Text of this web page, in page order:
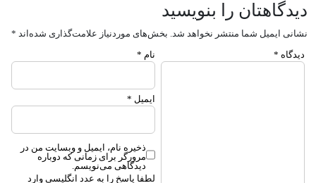
دیدگاهتان را بنویسید
نشانی ایمیل شما منتشر نخواهد شد. بخش‌های موردنیاز علامت‌گذاری شده‌اند *
دیدگاه * نام *
ایمیل *
ذخیره نام، ایمیل و وبسایت من در
مرورگر برای زمانی که دوباره
دیدگاهی می‌نویسم.
لطفا پاسخ را به عدد انگلیسی وارد